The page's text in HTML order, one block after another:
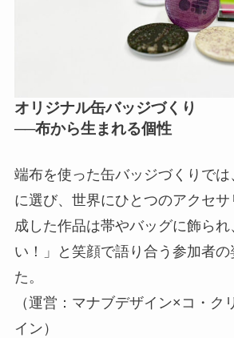
オリジナル缶バッジづくり
──布から生まれる個性
端布を使った缶バッジづくりで
に選び、世界にひとつのアクセ
成した作品は帯やバッグに飾られ
い！」と笑顔で語り合う参加者の
た。
（運営：マナブデザイン×コ・ク
イン）